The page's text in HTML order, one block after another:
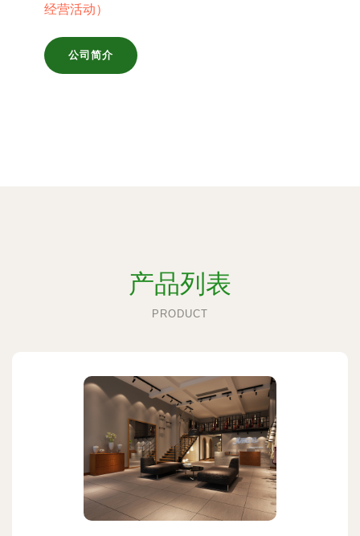
经营活动）
公司简介
产品列表
PRODUCT